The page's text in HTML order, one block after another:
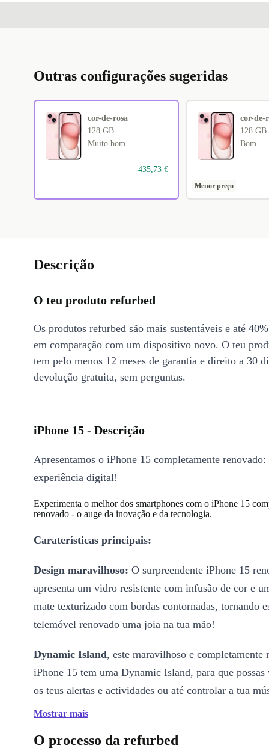
Outras configurações sugeridas
cor-de-rosa
128 GB
Muito bom
435,73 €
cor-de-
128 GB
Bom
Menor preço
Descrição
O teu produto refurbed
Os produtos refurbed são mais sustentáveis e até
em comparação com um dispositivo novo. O teu
tem pelo menos 12 meses de garantia e direito a 30
devolução gratuita, sem perguntas.
iPhone 15 - Descrição
Apresentamos o iPhone 15 completamente
experiência digital!
Experimenta o melhor dos smartphones com o iPhone 15
renovado - o auge da inovação e da tecnologia.
Caraterísticas principais:
Design maravilhoso: O surpreendente iPhone 15
apresenta um vidro resistente com infusão de cor e
mate texturizado com bordas contornadas, tornando
telemóvel renovado uma joia na tua mão!
Dynamic Island, este maravilhoso e completamente
iPhone 15 tem uma Dynamic Island, para que
os teus alertas e actividades ou até controlar a tua
NUM SÓ LUGAR!
DESEMPENHO FORTE:Equipado com o chip
Mostrar mais
O processo da refurbed